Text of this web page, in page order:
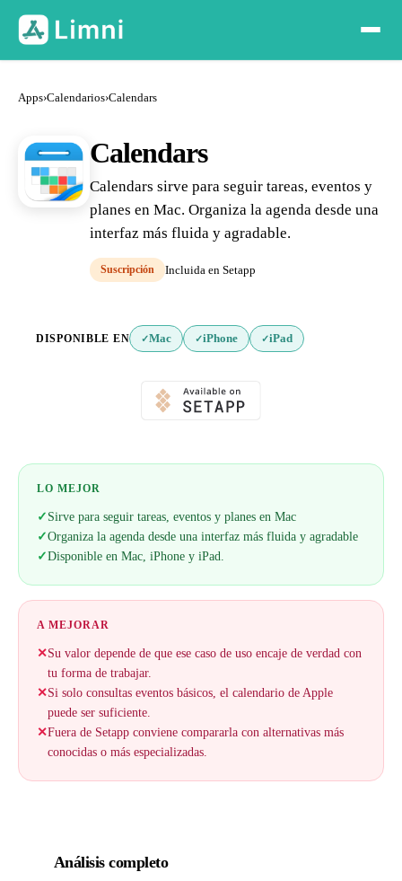
Apps›Calendarios›Calendars
Calendars
Calendars sirve para seguir tareas, eventos y
planes en Mac. Organiza la agenda desde una
interfaz más fluida y agradable.
Suscripción Incluida en Setapp
DISPONIBLE EN ✓Mac ✓iPhone ✓iPad
LO MEJOR
✓ Sirve para seguir tareas, eventos y planes en Mac
✓Organiza la agenda desde una interfaz más fluida y agradable
✓Disponible en Mac, iPhone y iPad.
A MEJORAR
✕Su valor depende de que ese caso de uso encaje de verdad con
tu forma de trabajar.
✕Si solo consultas eventos básicos, el calendario de Apple
puede ser suficiente.
✕Fuera de Setapp conviene compararla con alternativas más
conocidas o más especializadas.
Análisis completo